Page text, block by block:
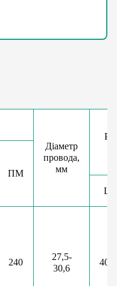
Діаметр
провода,
мм
ПМ
L
240
27,5-
30,6
400